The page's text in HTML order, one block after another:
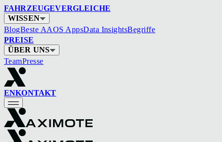
FAHRZEUGEVERGLEICHE
WISSEN
BlogBeste AAOS AppsData InsightsBegriffe
PREISE
ÜBER UNS
TeamPresse
ENKONTAKT